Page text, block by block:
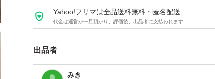
Yahoo!フリマは全品送料無料・匿名配送
代金は運営が一旦預かり、評価後、出品者に支払われます
出品者
みき